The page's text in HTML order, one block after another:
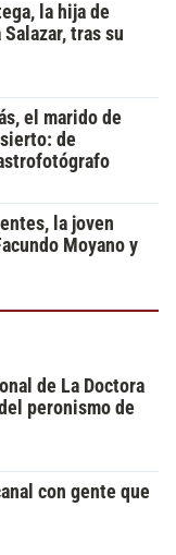
la hija de
tras su
el marido de
de
la joven
Moyano y
de La Doctora
peronismo de
con gente que